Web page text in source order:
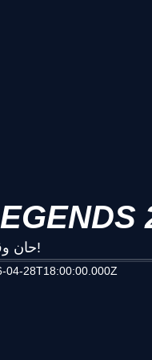
حان وقت صيد الشياطين مع التحديث 26.9!
04-28T18:00:00.000Z